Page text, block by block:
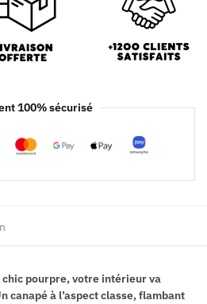
100% sécurisé
pourpre, votre intérieur va
canapé à l’aspect classe, flambant